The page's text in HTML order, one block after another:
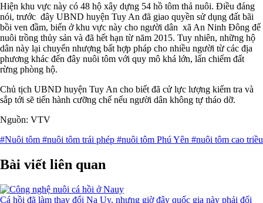
Hiện khu vực này có 48 hộ xây dựng 54 hồ tôm thả nuôi. Điều đáng
nói, trước đây UBND huyện Tuy An đã giao quyền sử dụng đất bãi
bồi ven đầm, biển ở khu vực này cho người dân xã An Ninh Đông để
nuôi trồng thủy sản và đã hết hạn từ năm 2015. Tuy nhiên, những hộ
dân này lại chuyển nhượng bất hợp pháp cho nhiều người từ các địa
phương khác đến đây nuôi tôm với quy mô khá lớn, lấn chiếm đất
rừng phòng hộ.
Chủ tịch UBND huyện Tuy An cho biết đã cử lực lượng kiểm tra và
sắp tới sẽ tiến hành cưỡng chế nếu người dân không tự tháo dỡ.
Nguồn: VTV
#Nuôi tôm #nuôi tôm trái phép #nuôi tôm Phú Yên #nuôi tôm cao triều
Bài viết liên quan
Cá hồi đã làm thay đổi Na Uy, nhưng giờ đây quốc gia này phải đối